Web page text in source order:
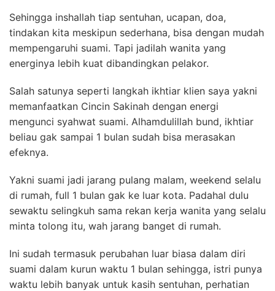
Sehingga inshallah tiap sentuhan, ucapan, doa,
tindakan kita meskipun sederhana, bisa dengan mudah
mempengaruhi suami. Tapi jadilah wanita yang
energinya lebih kuat dibandingkan pelakor.
Salah satunya seperti langkah ikhtiar klien saya yakni
memanfaatkan Cincin Sakinah dengan energi
mengunci syahwat suami. Alhamdulillah bund, ikhtiar
beliau gak sampai 1 bulan sudah bisa merasakan
efeknya.
Yakni suami jadi jarang pulang malam, weekend selalu
di rumah, full 1 bulan gak ke luar kota. Padahal dulu
sewaktu selingkuh sama rekan kerja wanita yang selalu
minta tolong itu, wah jarang banget di rumah.
Ini sudah termasuk perubahan luar biasa dalam diri
suami dalam kurun waktu 1 bulan sehingga, istri punya
waktu lebih banyak untuk kasih sentuhan, perhatian